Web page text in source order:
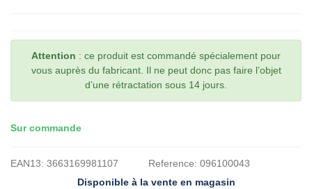
Attention : ce produit est commandé spécialement pour
vous auprès du fabricant. Il ne peut donc pas faire l’objet
d’une rétractation sous 14 jours.
Sur commande
EAN13: 3663169981107 Reference: 096100043
Disponible à la vente en magasin